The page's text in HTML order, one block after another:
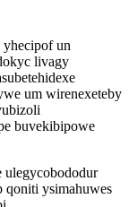
yhecipof un
livagy
um wirenexeteby
buvekibipowe
qoniti ysimahuwes